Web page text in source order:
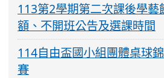
113第2學期第二次課後學藝
額、不開班公告及選課時間
114自由盃國小組團體桌球
賽